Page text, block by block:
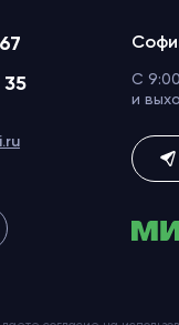
C
и